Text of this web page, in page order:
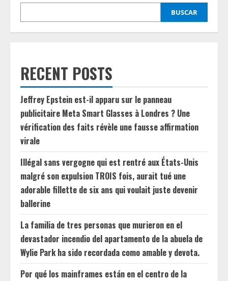
BUSCAR
RECENT POSTS
Jeffrey Epstein est-il apparu sur le panneau
publicitaire Meta Smart Glasses à Londres ? Une
vérification des faits révèle une fausse affirmation
virale
Illégal sans vergogne qui est rentré aux États-Unis
malgré son expulsion TROIS fois, aurait tué une
adorable fillette de six ans qui voulait juste devenir
ballerine
La familia de tres personas que murieron en el
devastador incendio del apartamento de la abuela de
Wylie Park ha sido recordada como amable y devota.
Por qué los mainframes están en el centro de la